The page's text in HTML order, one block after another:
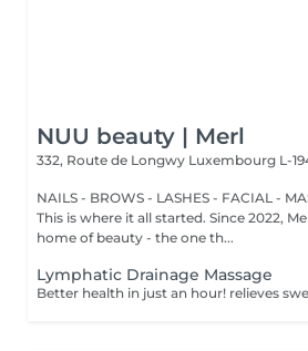
NUU beauty | Merl
332, Route de Longwy Luxembourg L-
NAILS - BROWS - LASHES - FACIAL -
This is where it all started. Since 2022,
home of beauty - the one th...
Lymphatic Drainage Massage